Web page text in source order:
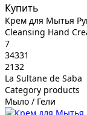
Купить
Крем для Мытья
Cleansing Hand
7
34331
2132
La Sultane de Saba
Category products
Мыло / Гели